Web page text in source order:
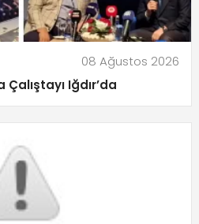
08 Ağustos 2026
Çalıştayı Iğdır’da